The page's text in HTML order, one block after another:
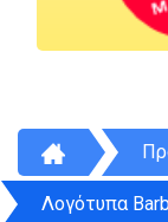
Λογότυπα